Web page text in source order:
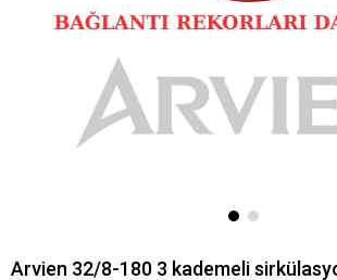
Arvien 32/8-180 3 kademeli